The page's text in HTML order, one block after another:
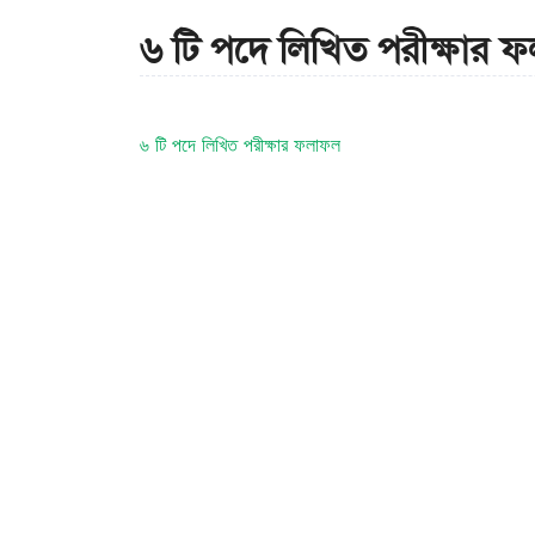
৬ টি পদে লিখিত পরীক্ষার
৬ টি পদে লিখিত পরীক্ষার ফলাফল